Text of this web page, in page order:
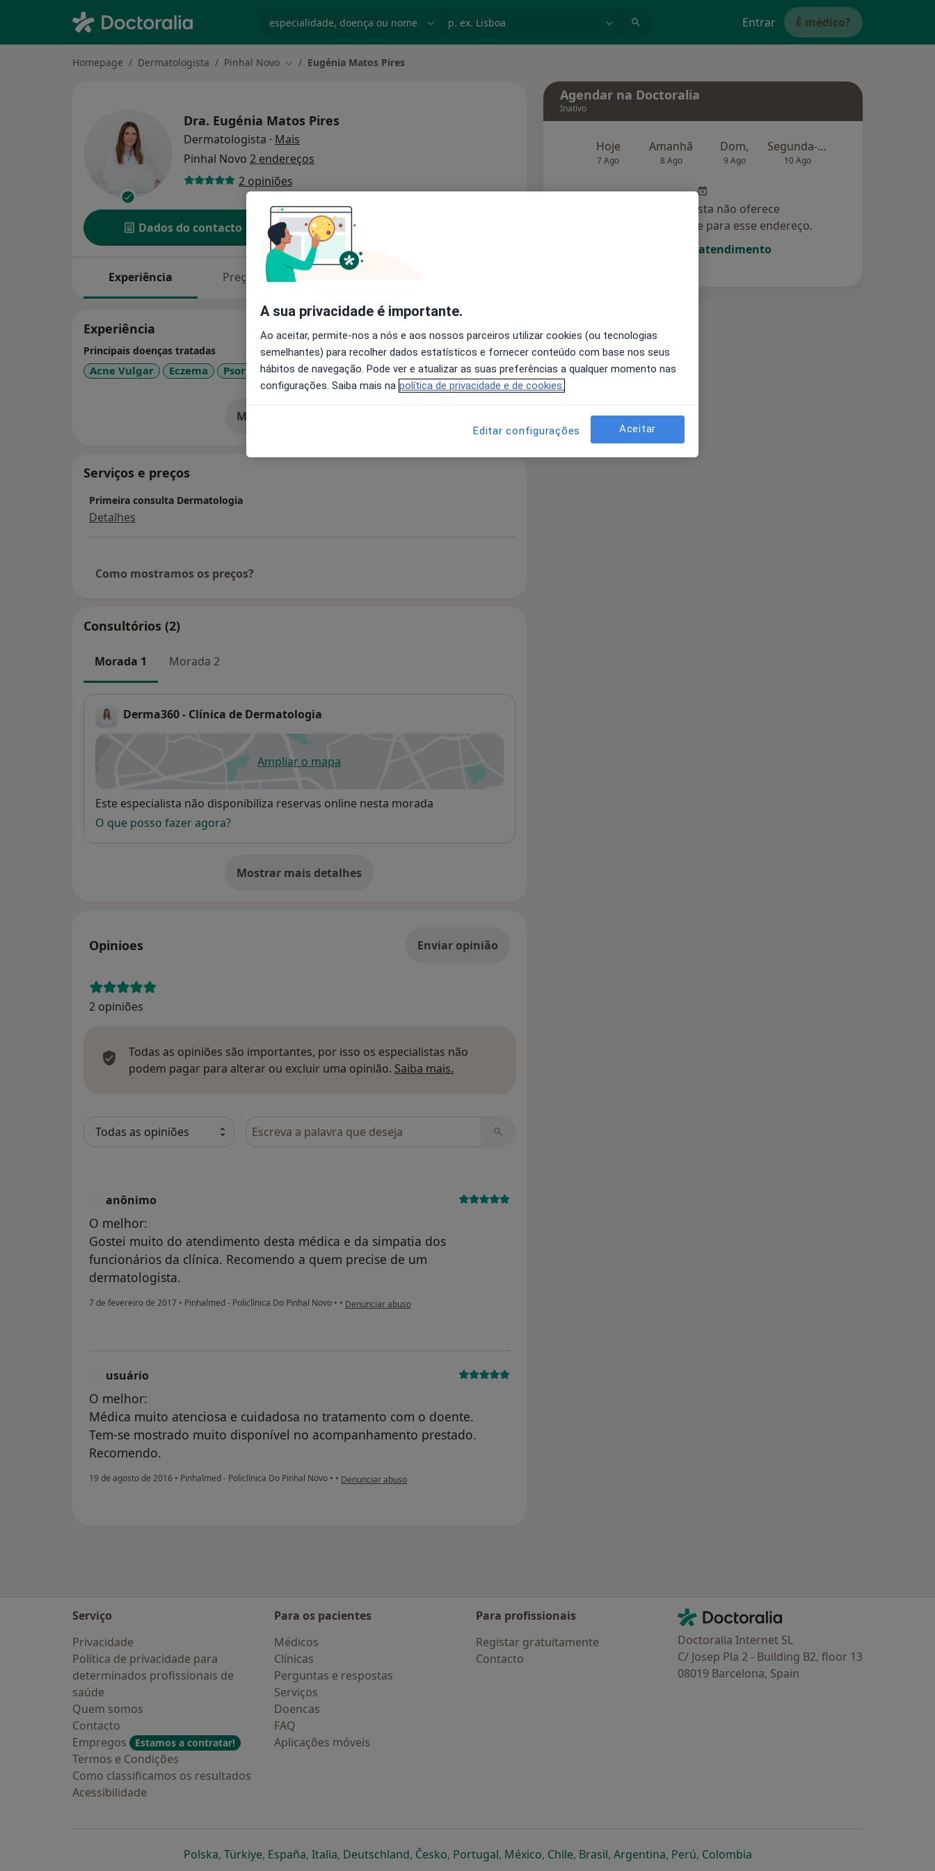
Entrar É médico?
Homepage Dermatologista Pinhal Novo Mudar de cidade
Eugénia Matos Pires
Dra. Eugénia Matos Pires
Dermatologista · Mais
Pinhal Novo 2 endereços
2 opiniões
Dados do contacto Solicite um atendimento
Experiência Preços
Experiência
Principais doenças tratadas
Acne Vulgar Eczema Psoríase Nevos E Melanomas Alopecia +12 a11y_sr_more_diseases
Mostrar mais detalhes
Serviços e preços
Primeira consulta Dermatologia
Detalhes
Como mostramos os preços?
Consultórios (2)
Morada 1 Morada 2
Derma360 - Clínica de Dermatologia
Ampliar o mapaabre num novo separador
Disponibilidade
Este especialista não disponibiliza reservas online nesta morada
O que posso fazer agora?
Mostrar mais detalhes
sobre o endereço
Opinioes Enviar opinião
2 opiniões
Todas as opiniões são importantes, por isso os especialistas não
podem pagar para alterar ou excluir uma opinião. Saiba mais.
Pesquisar em opiniões
anônimo
O melhor:
Gostei muito do atendimento desta médica e da simpatia dos
funcionários da clínica. Recomendo a quem precise de um
dermatologista.
7 de fevereiro de 2017 • Pinhalmed - Policlínica Do Pinhal Novo • • na opinião do utilizador anônimo
Denunciar abuso
usuário
O melhor:
Médica muito atenciosa e cuidadosa no tratamento com o doente.
Tem-se mostrado muito disponível no acompanhamento prestado.
Recomendo.
19 de agosto de 2016 • Pinhalmed - Policlínica Do Pinhal Novo • • na opinião do utilizador usuário
Denunciar abuso
Agendar na Doctoralia
Inativo
Hoje
7 Ago
Amanhã
8 Ago
Dom,
9 Ago
Segunda-feira
10 Ago
Esse especialista não oferece
agendamento online para esse endereço.
Solicite um atendimento
Serviço
Privacidade
Política de privacidade para
determinados profissionais de
saúde
Quem somos
Contacto
Empregos
Estamos a contratar!
Termos e Condições
Como classificamos os resultados
Acessibilidade
Para os pacientes
Médicos
Clínicas
Perguntas e respostas
Serviços
Doencas
FAQ
Aplicações móveis
Para profissionais
Registar gratuitamente
Contacto
Contacto
Doctoralia - Homepage
Doctoralia Internet SL
C/ Josep Pla 2 - Building B2, floor 13
08019 Barcelona, Spain
Polskaabre num novo separador
, Türkiyeabre num novo separador
, Españaabre num novo separador
, Italiaabre num novo separador
, Deutschlandabre num novo separador
, Českoabre num novo separador
, Portugalabre num novo separador
, Méxicoabre num novo separador
, Chileabre num novo separador
, Brasilabre num novo separador
, Argentinaabre num novo separador
, Perúabre num novo separador
, Colombiaabre num novo separador
A sua privacidade é importante.
Ao aceitar, permite-nos a nós e aos nossos parceiros utilizar cookies (ou tecnologias
semelhantes) para recolher dados estatísticos e fornecer conteúdo com base nos seus
hábitos de navegação. Pode ver e atualizar as suas preferências a qualquer momento nas
configurações. Saiba mais na política de privacidade e de cookies.
Editar configurações Aceitar